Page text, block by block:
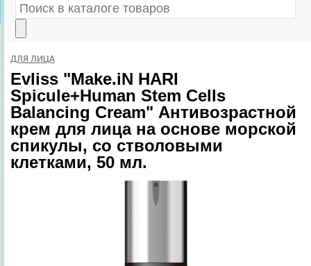
ДЛЯ ЛИЦА
Evliss "Make.iN HARI
Spicule+Human Stem Cells
Balancing Cream" Антивозрастной
крем для лица на основе морской
спикулы, со стволовыми
клетками, 50 мл.